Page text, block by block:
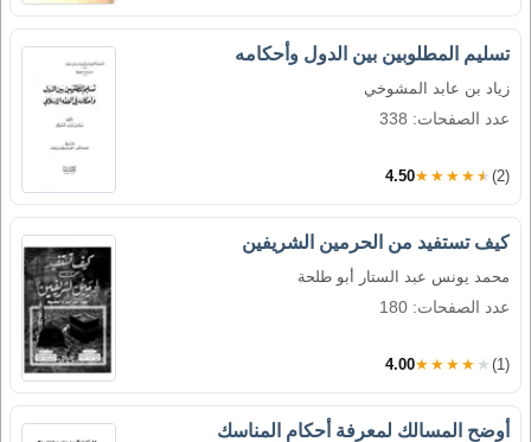
تسليم المطلوبين بين الدول وأحكامه
زياد بن عابد المشوخي
عدد الصفحات: 338
4.50★★★★★ (2)
كيف تستفيد من الحرمين الشريفين
محمد يونس عبد الستار أبو طلحة
عدد الصفحات: 180
4.00★★★★★ (1)
أوضح المسالك لمعرفة أحكام المناسك